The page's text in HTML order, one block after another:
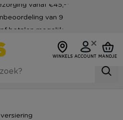
vanaf €45,-*
van 9
betalen mogelijk
WINKELS ACCOUNT MANDJE